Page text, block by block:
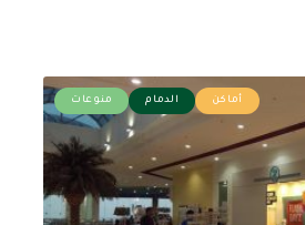
أماكن الدمام منوعات